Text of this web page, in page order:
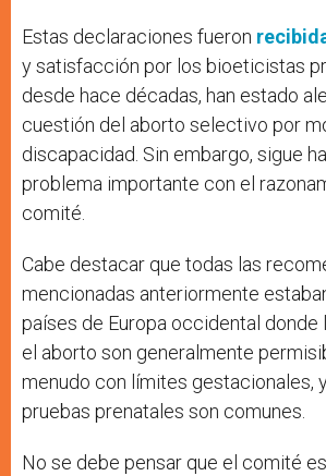
Estas declaraciones fueron
y satisfacción por los bioeticistas
desde hace décadas, han estado
cuestión del aborto selectivo por
discapacidad. Sin embargo, sigue
problema importante con el
comité.
Cabe destacar que todas las
mencionadas anteriormente
países de Europa occidental donde
el aborto son generalmente
menudo con límites gestacionales,
pruebas prenatales son comunes.
No se debe pensar que el comité